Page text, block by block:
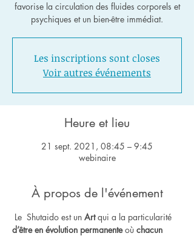
favorise la circulation des fluides corporels et
psychiques et un bien-être immédiat.
Les inscriptions sont closes
Voir autres événements
Heure et lieu
21 sept. 2021, 08:45 – 9:45
webinaire
À propos de l'événement
Le  Shutaido est un Art qui a la particularité
d’être en évolution permanente où chacun